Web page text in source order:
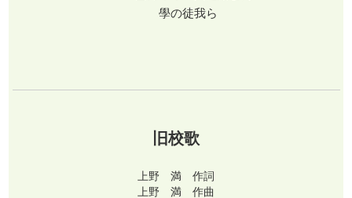
學の徒我ら
旧校歌
上野 満 作詞
上野 満 作曲